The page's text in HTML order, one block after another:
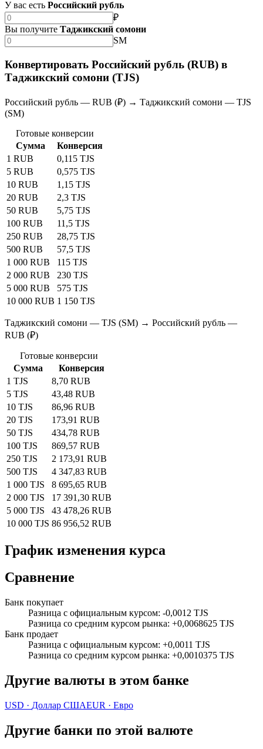
У вас есть Российский рубль
₽
Вы получите Таджикский сомони
SM
Конвертировать Российский рубль (RUB) в
Таджикский сомони (TJS)
Российский рубль — RUB (₽) → Таджикский сомони — TJS
(SM)
Готовые конверсии
Сумма
Конверсия
1 RUB
0,115 TJS
5 RUB
0,575 TJS
10 RUB
1,15 TJS
20 RUB
2,3 TJS
50 RUB
5,75 TJS
100 RUB
11,5 TJS
250 RUB
28,75 TJS
500 RUB
57,5 TJS
1 000 RUB
115 TJS
2 000 RUB
230 TJS
5 000 RUB
575 TJS
10 000 RUB 1 150 TJS
Таджикский сомони — TJS (SM) → Российский рубль —
RUB (₽)
Готовые конверсии
Сумма
Конверсия
1 TJS
8,70 RUB
5 TJS
43,48 RUB
10 TJS
86,96 RUB
20 TJS
173,91 RUB
50 TJS
434,78 RUB
100 TJS
869,57 RUB
250 TJS
2 173,91 RUB
500 TJS
4 347,83 RUB
1 000 TJS
8 695,65 RUB
2 000 TJS
17 391,30 RUB
5 000 TJS
43 478,26 RUB
10 000 TJS 86 956,52 RUB
График изменения курса
Сравнение
Банк покупает
Разница с официальным курсом: -0,0012 TJS
Разница со средним курсом рынка: +0,0068625 TJS
Банк продает
Разница с официальным курсом: +0,0011 TJS
Разница со средним курсом рынка: +0,0010375 TJS
Другие валюты в этом банке
USD · Доллар СШАEUR · Евро
Другие банки по этой валюте